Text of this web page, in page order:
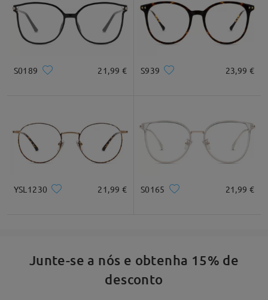
Quadrado Diamante
Descrição do produto
S0189 21,99 € S939 23,99 €
YSL1230 21,99 € S0165 21,99 €
Junte-se a nós e obtenha 15% de
desconto